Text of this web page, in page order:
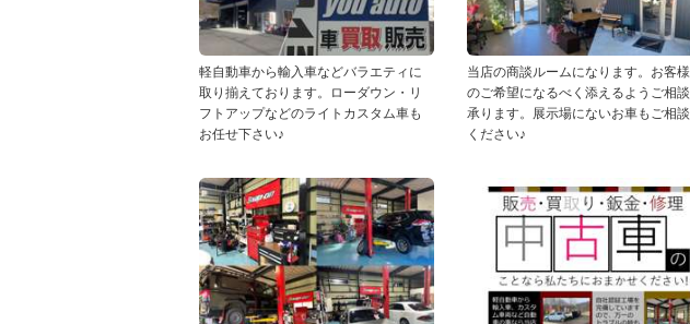
軽自動車から輸入車などバラエティに
取り揃えております。ローダウン・リ
フトアップなどのライトカスタム車も
お任せ下さい♪
当店の商談ルームになります。お客様
のご希望になるべく添えるようご相談
承ります。展示場にないお車もご相談
ください♪